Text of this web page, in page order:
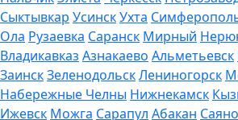
Сыктывкар УсинскУхта
Ола Рузаевка Саранск Мирный
Владикавказ Азнакаево Альметьевск
ЗаинскЗеленодольскЛениногорск
Набережные Челны Нижнекамск
Ижевск Можга Сарапул Абакан